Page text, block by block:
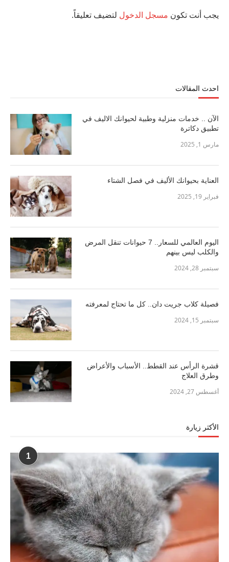
يجب أنت تكون مسجل الدخول لتضيف تعليقاً.
احدث المقالات
الآن .. خدمات منزلية وطبية لحيوانك الاليف في
تطبيق دكاترة
مارس 1, 2025
العناية بحيوانك الأليف في فصل الشتاء
فبراير 19, 2025
اليوم العالمي للسعار.. 7 حيوانات تنقل المرض
والكلب ليس بينهم
سبتمبر 28, 2024
فصيلة كلاب جريت دان.. كل ما تحتاج لمعرفته
سبتمبر 15, 2024
قشرة الرأس عند القطط.. الأسباب والأعراض
وطرق العلاج
أغسطس 27, 2024
الأكثر زيارة
1